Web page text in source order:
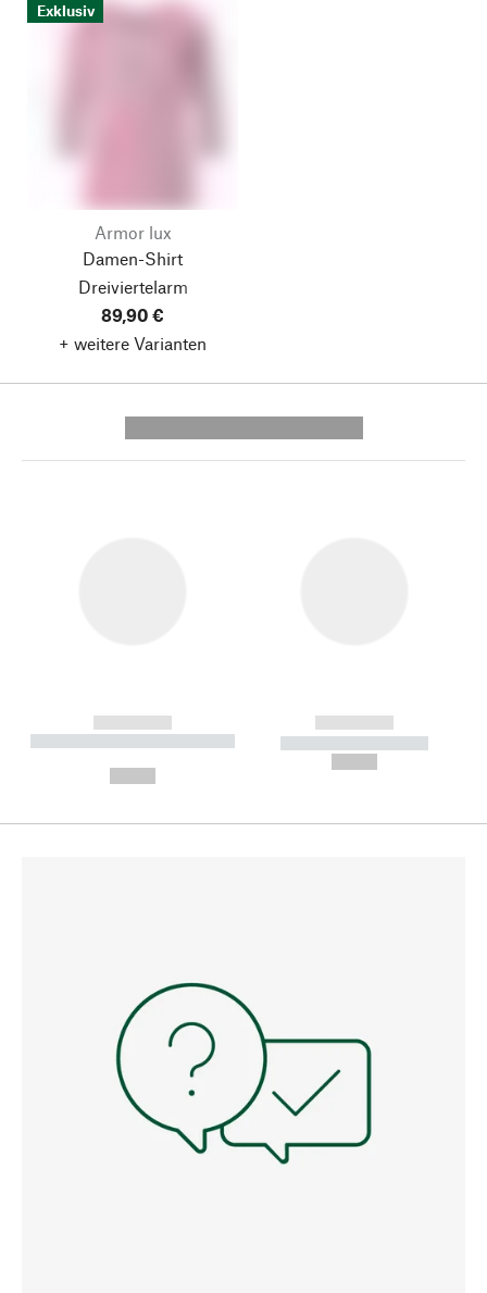
Exklusiv
Armor lux
Damen-Shirt
Dreiviertelarm
89,90 €
+ weitere Varianten
------------
----------- ----------- --------
------------
----------- -----------